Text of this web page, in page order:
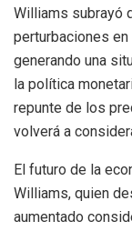
Williams subrayó
perturbaciones
generando una
la política
repunte de los
volverá a
El futuro de la
Williams, quien
aumentado